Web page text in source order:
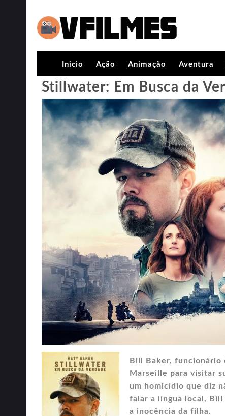
Inicio Ação Animação Aventura
Stillwater: Em Busca da
Bill Baker, funcionário
Marseille para visitar
um homicídio que diz
falar a língua local,
a inocência da filha.